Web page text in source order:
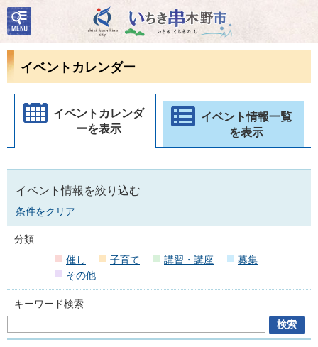
いちき串木野市
検
索・
共通
ューイベントカレンダー
イベントカレンダ
ーを表示
イベント情報一覧
を表示
イベント情報を絞り込む
条件をクリア
分類
催し
子育て 講習・講座
募集
その他
キーワード検索